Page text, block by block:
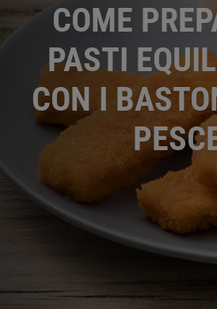
COME
PASTI
CON I